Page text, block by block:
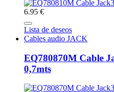
6.95 €
Lista de deseos
Cables audio JACK
EQ780870M Cable
0,7mts